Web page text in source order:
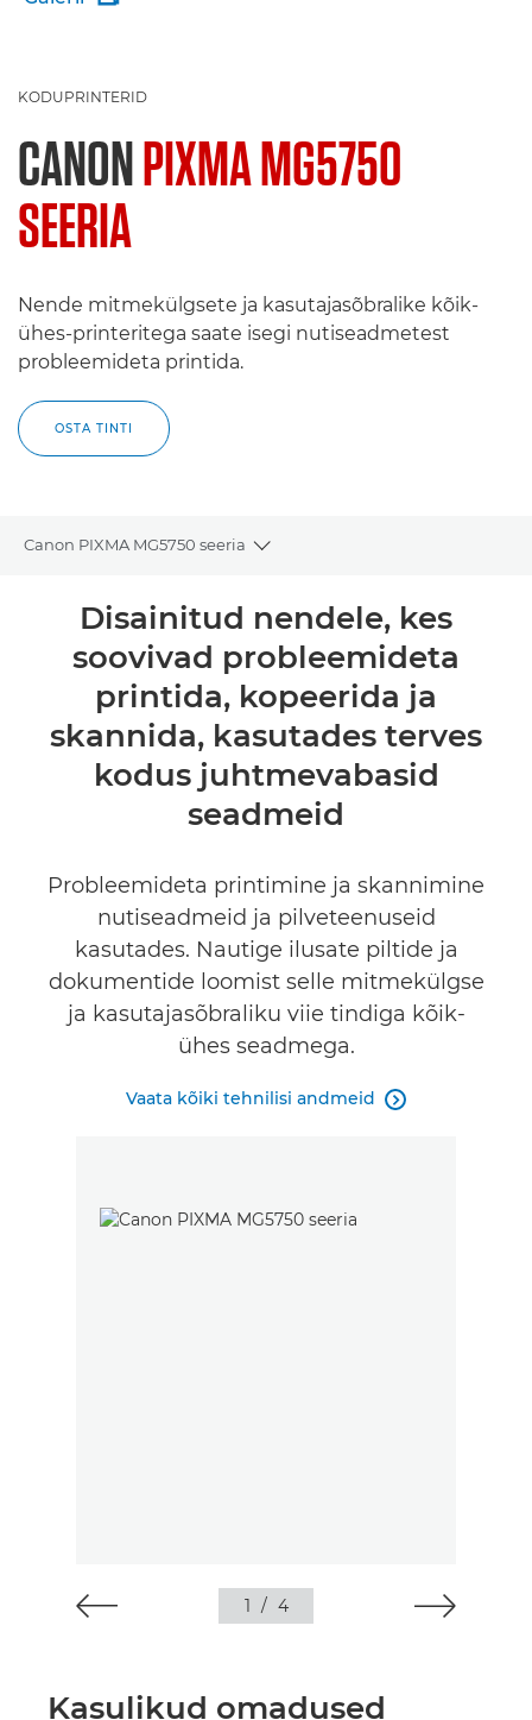
KODUPRINTERID
CANONPIXMA MG5750
SEERIA
Nende mitmekülgsete ja kasutajasõbralike kõik-
ühes-printeritega saate isegi nutiseadmetest
probleemideta printida.
OSTA TINTI
Canon PIXMA MG5750 seeria
Toggle breadcrumbs
Ülevaade
Tehnilised andmed
OSTA TINTI
Disainitud nendele, kes
soovivad probleemideta
printida, kopeerida ja
skannida, kasutades terves
kodus juhtmevabasid
seadmeid
Probleemideta printimine ja skannimine
nutiseadmeid ja pilveteenuseid
kasutades. Nautige ilusate piltide ja
dokumentide loomist selle mitmekülgse
ja kasutajasõbraliku viie tindiga kõik-
ühes seadmega.
Vaata kõiki tehnilisi andmeid 
1 / 4
Kasulikud omadused